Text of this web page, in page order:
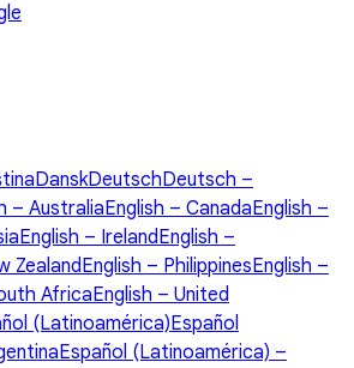
DanskDeutschDeutsch –
– AustraliaEnglish – CanadaEnglish –
English – IrelandEnglish –
ZealandEnglish – PhilippinesEnglish –
AfricaEnglish – United
(Latinoamérica)Español
Español (Latinoamérica) –